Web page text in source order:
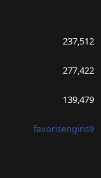
237,512
277,422
139,479
favorisengiris9